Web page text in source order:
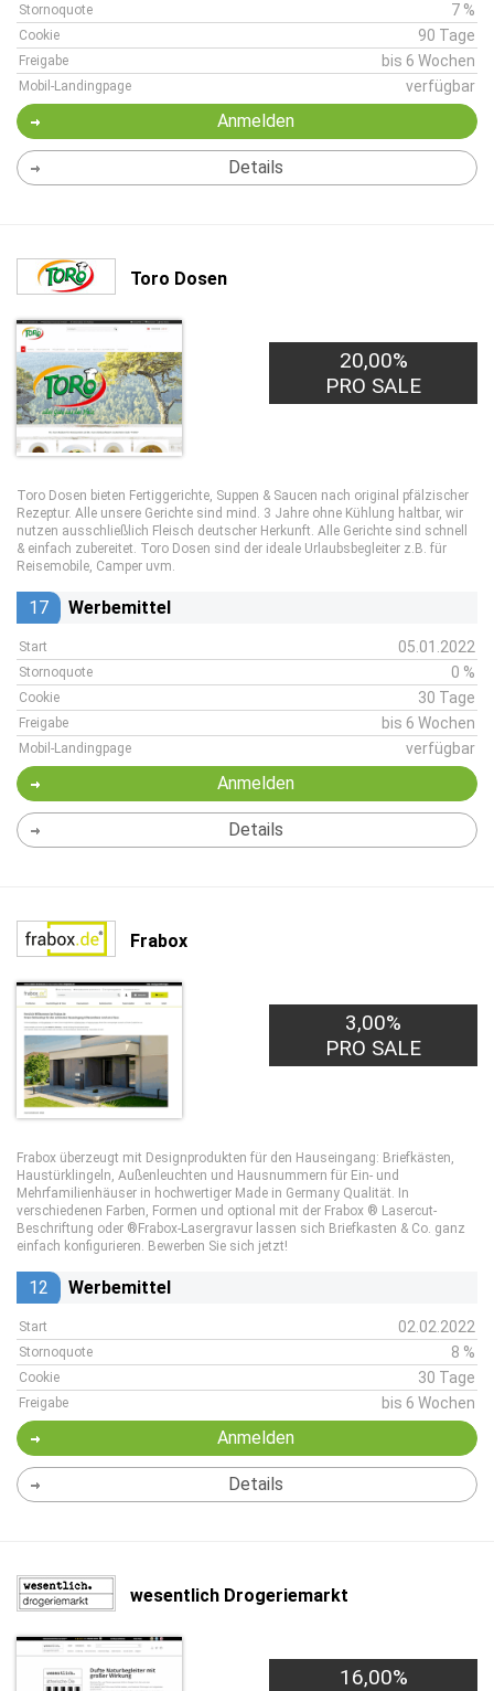
Stornoquote 7 %
Cookie 90 Tage
Freigabe bis 6 Wochen
Mobil-Landingpage verfügbar
Anmelden
Details
Toro Dosen
20,00%
PRO SALE
Toro Dosen bieten Fertiggerichte, Suppen & Saucen nach original pfälzischer
Rezeptur. Alle unsere Gerichte sind mind. 3 Jahre ohne Kühlung haltbar, wir
nutzen ausschließlich Fleisch deutscher Herkunft. Alle Gerichte sind schnell
& einfach zubereitet. Toro Dosen sind der ideale Urlaubsbegleiter z.B. für
Reisemobile, Camper uvm.
17 Werbemittel
Start 05.01.2022
Stornoquote 0 %
Cookie 30 Tage
Freigabe bis 6 Wochen
Mobil-Landingpage verfügbar
Anmelden
Details
Frabox
3,00%
PRO SALE
Frabox überzeugt mit Designprodukten für den Hauseingang: Briefkästen,
Haustürklingeln, Außenleuchten und Hausnummern für Ein- und
Mehrfamilienhäuser in hochwertiger Made in Germany Qualität. In
verschiedenen Farben, Formen und optional mit der Frabox ® Lasercut-
Beschriftung oder ®Frabox-Lasergravur lassen sich Briefkasten & Co. ganz
einfach konfigurieren. Bewerben Sie sich jetzt!
12 Werbemittel
Start 02.02.2022
Stornoquote 8 %
Cookie 30 Tage
Freigabe bis 6 Wochen
Anmelden
Details
wesentlich Drogeriemarkt
16,00%